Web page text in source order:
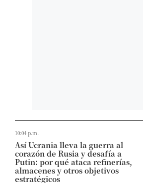
10:04 p.m.
Así Ucrania lleva la guerra al
corazón de Rusia y desafía a
Putin: por qué ataca refinerías,
almacenes y otros objetivos
estratégicos